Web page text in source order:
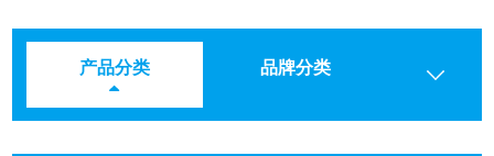
产品分类 品牌分类